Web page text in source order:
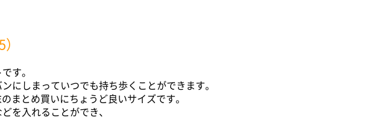
す。
にしまっていつでも持ち歩くことができます。
まとめ買いにちょうど良いサイズです。
を入れることができ、